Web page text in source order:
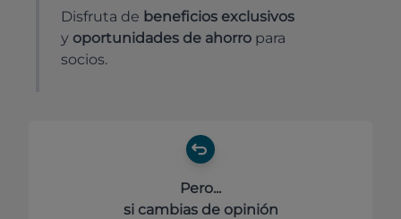
Disfruta de beneficios exclusivos
y oportunidades de ahorro para
socios.
Pero...
si cambias de opinión